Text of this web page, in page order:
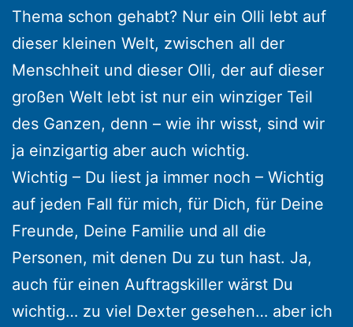
Thema schon gehabt? Nur ein Olli lebt auf
dieser kleinen Welt, zwischen all der
Menschheit und dieser Olli, der auf dieser
großen Welt lebt ist nur ein winziger Teil
des Ganzen, denn – wie ihr wisst, sind wir
ja einzigartig aber auch wichtig.
Wichtig – Du liest ja immer noch – Wichtig
auf jeden Fall für mich, für Dich, für Deine
Freunde, Deine Familie und all die
Personen, mit denen Du zu tun hast. Ja,
auch für einen Auftragskiller wärst Du
wichtig… zu viel Dexter gesehen… aber ich